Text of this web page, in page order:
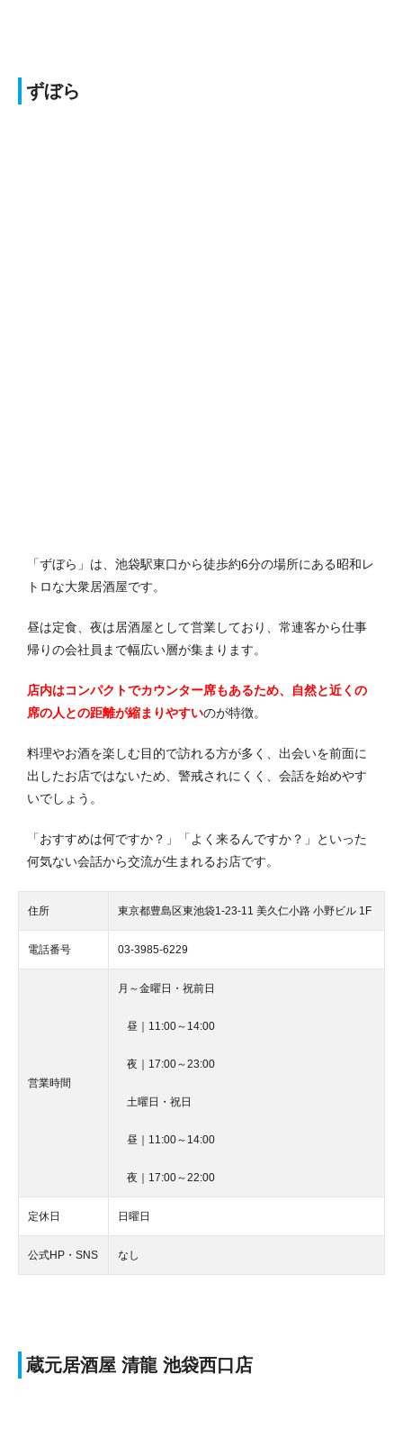
ずぼら
「ずぼら」は、池袋駅東口から徒歩約6分の場所にある昭和レ
トロな大衆居酒屋です。
昼は定食、夜は居酒屋として営業しており、常連客から仕事
帰りの会社員まで幅広い層が集まります。
店内はコンパクトでカウンター席もあるため、自然と近くの
席の人との距離が縮まりやすいのが特徴。
料理やお酒を楽しむ目的で訪れる方が多く、出会いを前面に
出したお店ではないため、警戒されにくく、会話を始めやす
いでしょう。
「おすすめは何ですか？」「よく来るんですか？」といった
何気ない会話から交流が生まれるお店です。
住所 東京都豊島区東池袋1-23-11 美久仁小路 小野ビル 1F
電話番号 03-3985-6229
営業時間
月～金曜日・祝前日
昼｜11:00～14:00
夜｜17:00～23:00
土曜日・祝日
昼｜11:00～14:00
夜｜17:00～22:00
定休日 日曜日
公式HP・SNS なし
蔵元居酒屋 清龍 池袋西口店